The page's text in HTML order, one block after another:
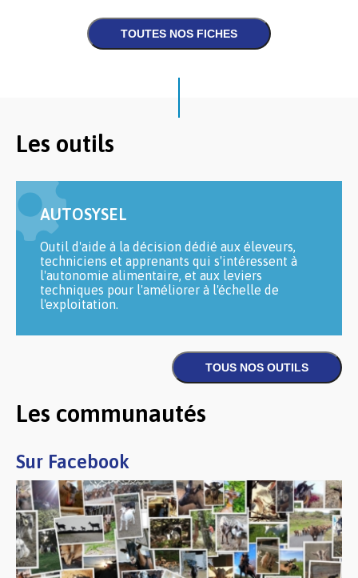
Les outils
AUTOSYSEL
Outil d'aide à la décision dédié aux éleveurs,
techniciens et apprenants qui s'intéressent à
l'autonomie alimentaire, et aux leviers
techniques pour l'améliorer à l'échelle de
l'exploitation.
Les communautés
Sur Facebook